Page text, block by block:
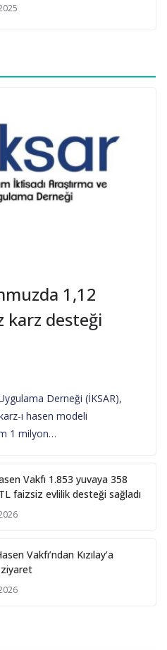
1,12
karz desteği
Derneği (İKSAR),
ı hasen modeli
1 milyon…
Vakfı 1.853 yuvaya 358
faizsiz evlilik desteği sağladı
Vakfı’ndan Kızılay’a
ziyaret